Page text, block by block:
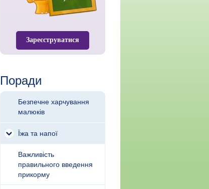
Зареєструватися
Поради
Безпечне харчування
малюків
Їжа та напої
Важливість
правильного введення
прикорму